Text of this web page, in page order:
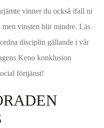
vinner du också ifall ni
vinsten blir mindre. Läs
disciplin gällande i vår
Keno konklusion
förtjänst!